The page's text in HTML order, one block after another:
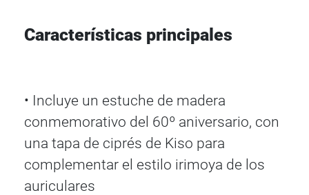
Características principales
• Incluye un estuche de madera
conmemorativo del 60º aniversario, con
una tapa de ciprés de Kiso para
complementar el estilo irimoya de los
auriculares